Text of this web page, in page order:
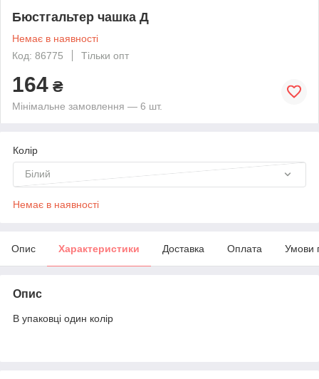
Бюстгальтер чашка Д
Немає в наявності
Код: 86775
Тільки опт
164 ₴
Мінімальне замовлення — 6 шт.
Колір
Білий
Немає в наявності
Опис Характеристики Доставка Оплата Умови
Опис
В упаковці один колір